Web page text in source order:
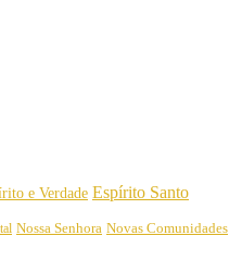
e Verdade Espírito Santo
Nossa Senhora Novas Comunidades